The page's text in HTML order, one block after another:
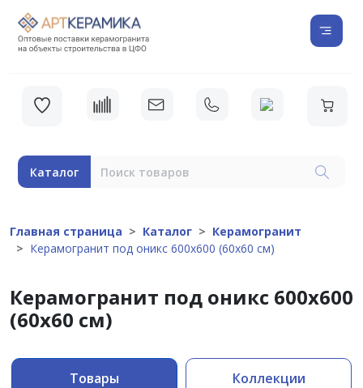
Каталог
Главная страница Каталог
Керамогранит
Керамогранит под оникс 600х600 (60х60 см)
Керамогранит под оникс 600х600
(60х60 см)
Товары Коллекции